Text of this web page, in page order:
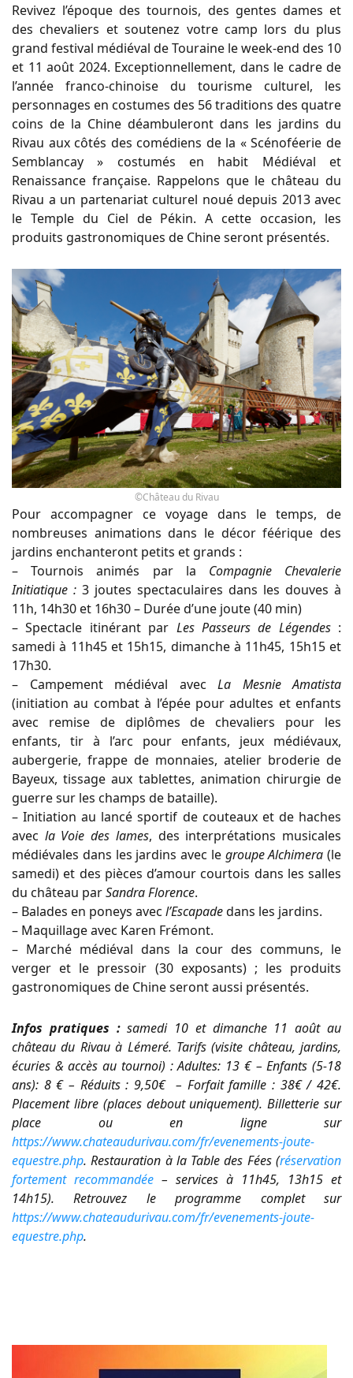
Revivez l’époque des tournois, des gentes dames et
des chevaliers et soutenez votre camp lors du plus
grand festival médiéval de Touraine le week-end des 10
et 11 août 2024. Exceptionnellement, dans le cadre de
l’année franco-chinoise du tourisme culturel, les
personnages en costumes des 56 traditions des quatre
coins de la Chine déambuleront dans les jardins du
Rivau aux côtés des comédiens de la « Scénoféerie de
Semblancay » costumés en habit Médiéval et
Renaissance française. Rappelons que le château du
Rivau a un partenariat culturel noué depuis 2013 avec
le Temple du Ciel de Pékin. A cette occasion, les
produits gastronomiques de Chine seront présentés.
©Château du Rivau
Pour accompagner ce voyage dans le temps, de
nombreuses animations dans le décor féérique des
jardins enchanteront petits et grands :
– Tournois animés par la Compagnie Chevalerie
Initiatique : 3 joutes spectaculaires dans les douves à
11h, 14h30 et 16h30 – Durée d’une joute (40 min)
– Spectacle itinérant par Les Passeurs de Légendes:
samedi à 11h45 et 15h15, dimanche à 11h45, 15h15 et
17h30.
– Campement médiéval avec La Mesnie Amatista
(initiation au combat à l’épée pour adultes et enfants
avec remise de diplômes de chevaliers pour les
enfants, tir à l’arc pour enfants, jeux médiévaux,
aubergerie, frappe de monnaies, atelier broderie de
Bayeux, tissage aux tablettes, animation chirurgie de
guerre sur les champs de bataille).
– Initiation au lancé sportif de couteaux et de haches
avec la Voie des lames, des interprétations musicales
médiévales dans les jardins avec le groupe Alchimera (le
samedi) et des pièces d’amour courtois dans les salles
du château parSandra Florence.
– Balades en poneys avec l’Escapadedans les jardins.
– Maquillage avec Karen Frémont.
– Marché médiéval dans la cour des communs, le
verger et le pressoir (30 exposants) ; les produits
gastronomiques de Chine seront aussi présentés.
Infos pratiques :samedi 10 et dimanche 11 août au
château du Rivau à Lémeré. Tarifs (visite château, jardins,
écuries & accès au tournoi) : Adultes: 13 € – Enfants (5-18
ans): 8 € – Réduits : 9,50€ – Forfait famille : 38€ / 42€.
Placement libre (places debout uniquement). Billetterie sur
place ou en ligne sur
https://www.chateaudurivau.com/fr/evenements-joute-
equestre.php. Restauration à la Table des Fées (réservation
fortement recommandée – services à 11h45, 13h15 et
14h15).
Retrouvez le programme complet sur
https://www.chateaudurivau.com/fr/evenements-joute-
equestre.php.